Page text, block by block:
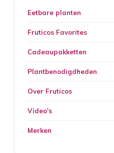
Eetbare planten
Fruticos Favorites
Cadeaupakketten
Plantbenodigdheden
Over Fruticos
Video's
Merken